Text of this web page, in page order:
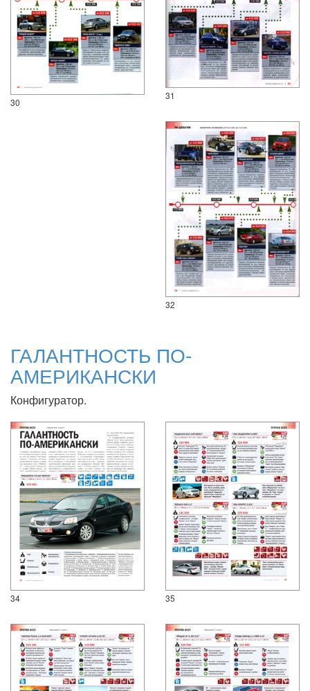
30
31
32
ГАЛАНТНОСТЬ ПО-
АМЕРИКАНСКИ
Конфигуратор.
34 35